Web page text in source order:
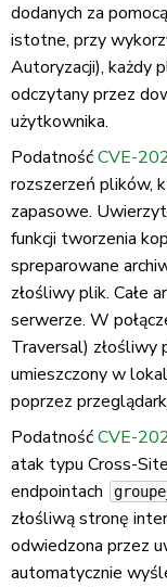
dodanych za
istotne, przy
Autoryzacji), każdy
odczytany przez
użytkownika.
PodatnośćCVE-
rozszerzeń plików,
zapasowe.
funkcji tworzenia
spreparowane
złośliwy plik. Całe
serwerze. W
Traversal) złośliwy
umieszczony w
poprzez
PodatnośćCVE-
atak typu Cross-
endpointach
złośliwą stronę
odwiedzona przez
automatycznie